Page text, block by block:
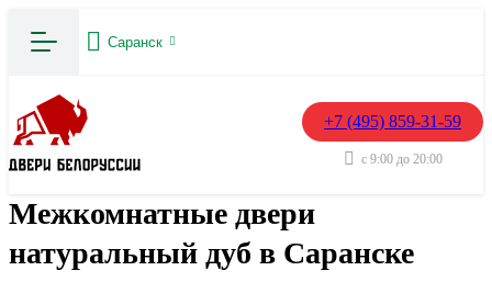
Саранск
+7 (495) 859-31-59
с 9:00 до 20:00
Межкомнатные двери
натуральный дуб в Саранске